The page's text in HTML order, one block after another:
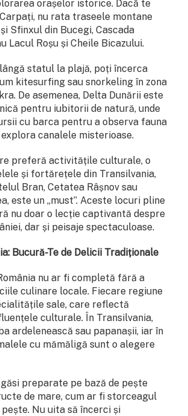
orașelor istorice. Dacă te
nu rata traseele montane
Sfinxul din Bucegi, Cascada
Lacul Roșu și Cheile Bicazului.
statul la plajă, poți încerca
kitesurfing sau snorkeling în zona
De asemenea, Delta Dunării este
pentru iubitorii de natură, unde
cu barca pentru a observa fauna
canalele misterioase.
preferă activitățile culturale, o
și fortărețele din Transilvania,
Bran, Cetatea Râșnov sau
este un „must”. Aceste locuri pline
nu doar o lecție captivantă despre
dar și peisaje spectaculoase.
Bucură-Te de Delicii Tradiționale
nu ar fi completă fără a
culinare locale. Fiecare regiune
sale, care reflectă
culturale. În Transilvania,
ardelenească sau papanașii, iar în
cu mămăligă sunt o alegere
preparate pe bază de pește
de mare, cum ar fi storceagul
Nu uita să încerci și